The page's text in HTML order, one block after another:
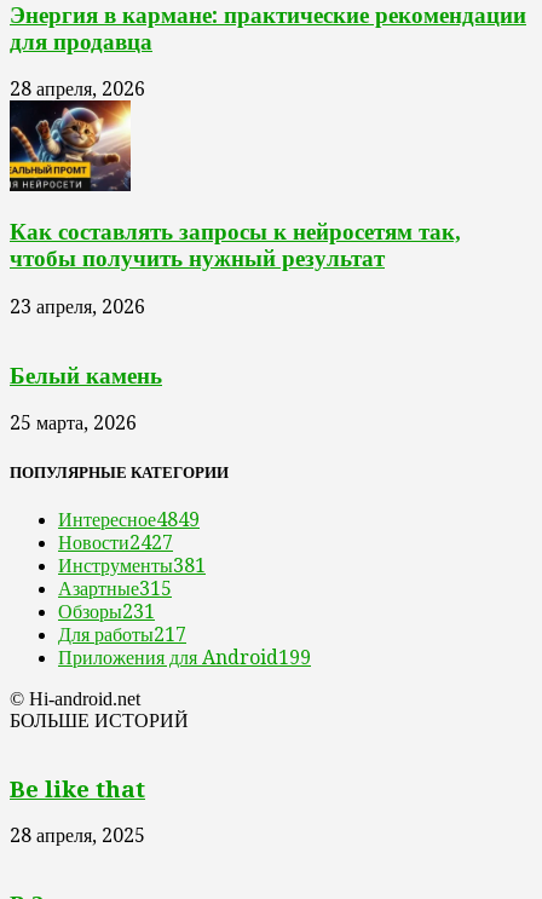
Энергия в кармане: практические рекомендации
для продавца
28 апреля, 2026
Как составлять запросы к нейросетям так,
чтобы получить нужный результат
23 апреля, 2026
Белый камень
25 марта, 2026
ПОПУЛЯРНЫЕ КАТЕГОРИИ
Интересное4849
Новости2427
Инструменты381
Азартные315
Обзоры231
Для работы217
Приложения для Android199
© Hi-android.net
БОЛЬШЕ ИСТОРИЙ
Be like that
28 апреля, 2025